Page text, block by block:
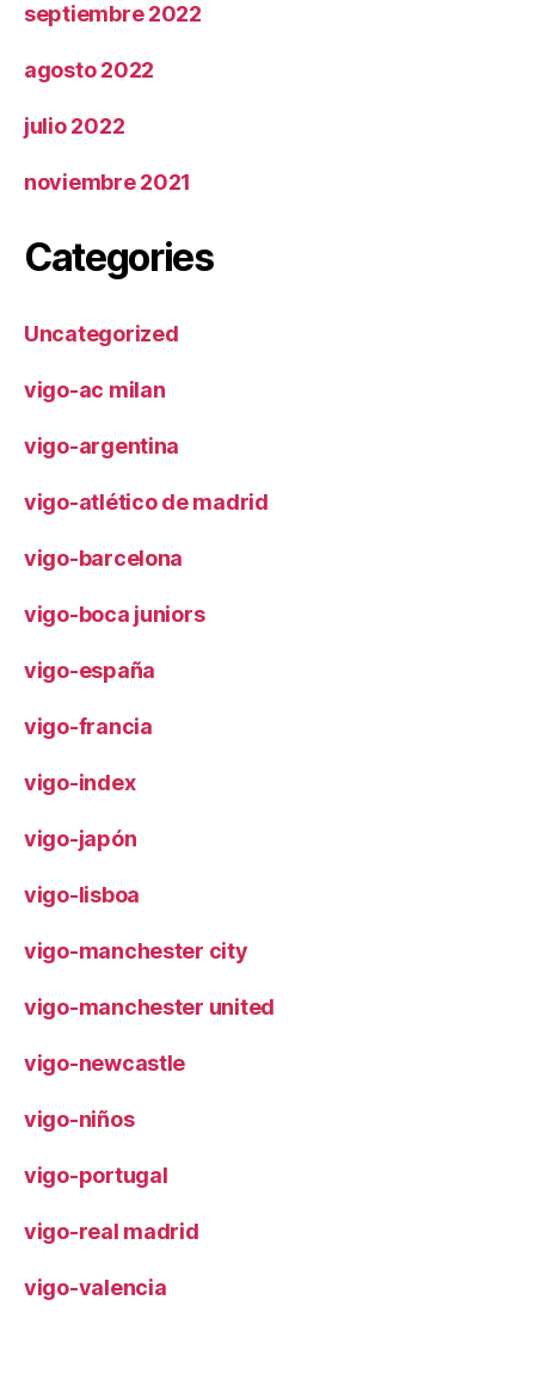
septiembre 2022
agosto 2022
julio 2022
noviembre 2021
Categories
Uncategorized
vigo-ac milan
vigo-argentina
vigo-atlético de madrid
vigo-barcelona
vigo-boca juniors
vigo-españa
vigo-francia
vigo-index
vigo-japón
vigo-lisboa
vigo-manchester city
vigo-manchester united
vigo-newcastle
vigo-niños
vigo-portugal
vigo-real madrid
vigo-valencia